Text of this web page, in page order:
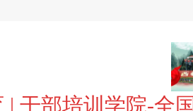
| 干部培训学院-全